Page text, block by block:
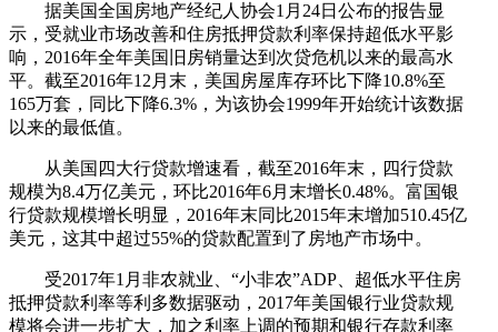
据美国全国房地产经纪人协会1月24日公布的报告显
示，受就业市场改善和住房抵押贷款利率保持超低水平影
响，2016年全年美国旧房销量达到次贷危机以来的最高水
平。截至2016年12月末，美国房屋库存环比下降10.8%至
165万套，同比下降6.3%，为该协会1999年开始统计该数据
以来的最低值。
从美国四大行贷款增速看，截至2016年末，四行贷款
规模为8.4万亿美元，环比2016年6月末增长0.48%。富国银
行贷款规模增长明显，2016年末同比2015年末增加510.45亿
美元，这其中超过55%的贷款配置到了房地产市场中。
受2017年1月非农就业、“小非农”ADP、超低水平住房
抵押贷款利率等利多数据驱动，2017年美国银行业贷款规
模将会进一步扩大，加之利率上调的预期和银行存款利率